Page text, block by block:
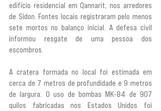
edifício residencial em Qannarit, nos arredores
de Sidon. Fontes locais registraram pelo menos
sete mortos no balanço inicial. A defesa civil
informou resgate de uma pessoa dos
escombros.
A cratera formada no local foi estimada em
cerca de 7 metros de profundidade e 9 metros
de largura. O uso de bombas MK-84 de 907
quilos fabricadas nos Estados Unidos foi